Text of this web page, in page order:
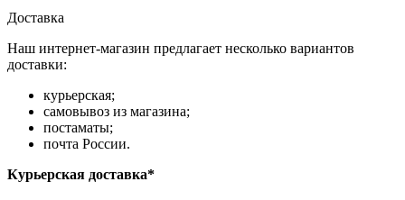
Доставка
Наш интернет-магазин предлагает несколько вариантов
доставки:
курьерская;
самовывоз из магазина;
постаматы;
почта России.
Курьерская доставка*